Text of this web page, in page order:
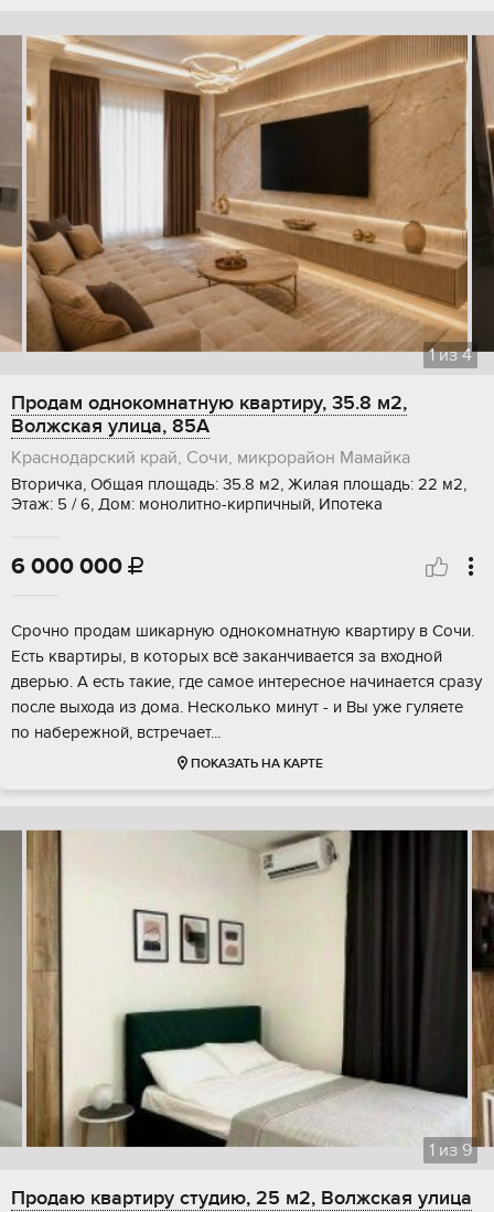
1из4
Продам однокомнатную квартиру, 35.8 м2,
Волжская улица, 85А
Краснодарский край, Сочи, микрорайон Мамайка
Вторичка, Общая площадь: 35.8 м2, Жилая площадь: 22 м2,
Этаж: 5 / 6, Дом: монолитно-кирпичный, Ипотека
6 000 000 
Срочно продам шикарную однокомнатную квартиру в Сочи.
Есть квартиры, в которых всё заканчивается за входной
дверью. А есть такие, где самое интересное начинается сразу
после выхода из дома. Несколько минут - и Вы уже гуляете
по набережной, встречает...
ПОКАЗАТЬ НА КАРТЕ
1 из 9
Продаю квартиру студию, 25 м2, Волжская улица